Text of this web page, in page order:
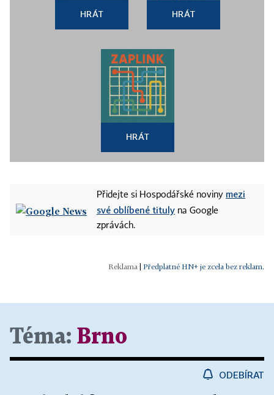
HRÁT HRÁT
HRÁT
Přidejte si Hospodářské noviny mezi
své oblíbené tituly na Google
zprávách.
Předplatné HN+ je zcela bez reklam.
Téma: Brno
ODEBÍRAT